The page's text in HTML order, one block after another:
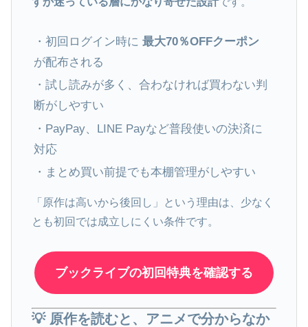
・初回ログイン時に最大70％OFFクーポン
が配布される
・試し読みが多く、合わなければ買わない判
断がしやすい
・PayPay、LINE Payなど普段使いの決済に
対応
・まとめ買い前提でも本棚管理がしやすい
「原作は高いから後回し」という理由は、少なく
とも初回では成立しにくい条件です。
ブックライブの初回特典を確認する
💡 原作を読むと、アニメで分からなか